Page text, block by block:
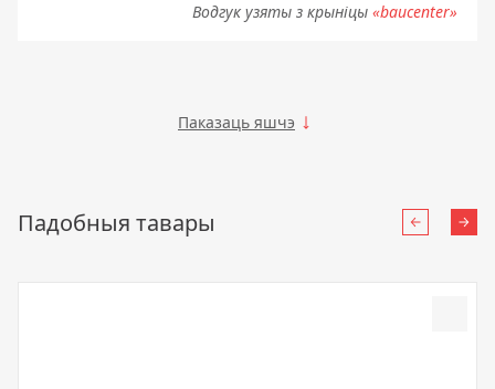
Водгук узяты з крыніцы «baucenter»
Паказаць яшчэ
Падобныя тавары Назад